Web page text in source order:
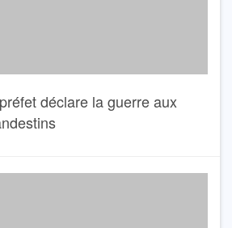
déclare la guerre aux